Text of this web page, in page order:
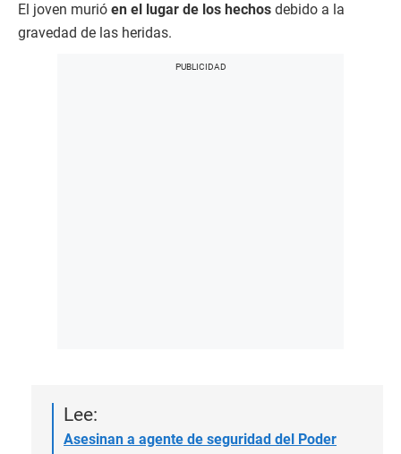
El joven murió en el lugar de los hechos debido a la
gravedad de las heridas.
Lee:
Asesinan a agente de seguridad del Poder